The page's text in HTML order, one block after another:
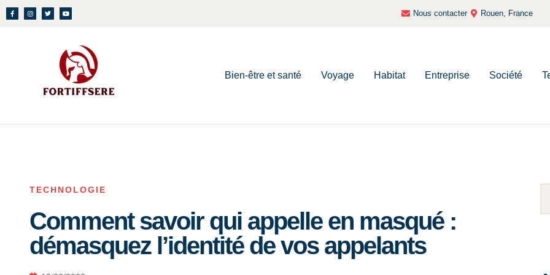
Nous contacter Rouen, France
Bien-être et santé Voyage Habitat Entreprise Société
TECHNOLOGIE
Comment savoir qui appelle en masqué :
démasquez l’identité de vos appelants